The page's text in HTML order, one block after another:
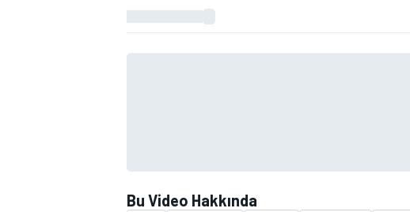
Bu Video Hakkında